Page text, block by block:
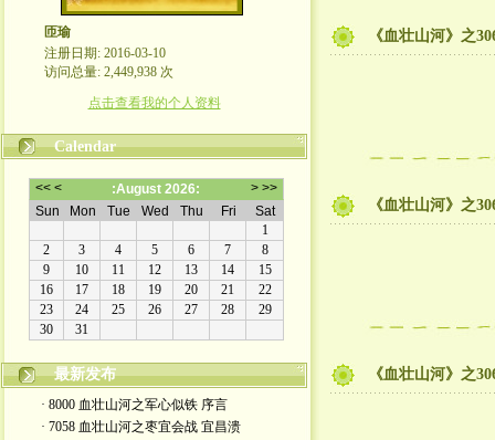
匝瑜
注册日期: 2016-03-10
访问总量: 2,449,938 次
点击查看我的个人资料
Calendar
最新发布
· 8000 血壮山河之军心似铁 序言
· 7058 血壮山河之枣宜会战 宜昌溃
《血壮山河》之
《血壮山河》之
《血壮山河》之